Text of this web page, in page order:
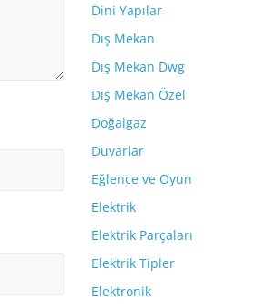
Dini Yapılar
Dış Mekan
Dış Mekan Dwg
Dış Mekan Özel
Doğalgaz
Duvarlar
Eğlence ve Oyun
Elektrik
Elektrik Parçaları
Elektrik Tipler
Elektronik